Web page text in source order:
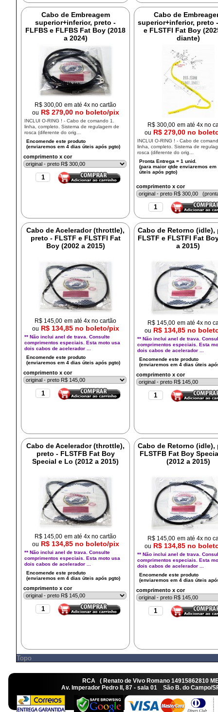
Cabo de Embreagem
superior+inferior, preto -
FLFBS e FLFBS Fat Boy (2018
a 2024)
R$300,00 em até 4x no cartão
ou R$ 279,00 no boleto/pix
INCLUI O-RING ! - Cabo de comando 1.
linha, completo. Sistema de regulagem de
rosca (diferente do orig...
comprimento x cor
Cabo de
superior+inferior, preto
e FLSTFI Fat Boy
diante)
R$ 300,00 em até 4x no
ou R$ 279,00 no
INCLUI O-RING ! - Cabo de
linha, completo. Sistema de
rosca (diferente do orig...
comprimento x cor
Cabo de Acelerador (throttle),
preto - FLSTF e FLSTFI Fat
Boy (2002 a 2015)
R$ 145,00 em até 4x no cartão
ou R$ 134,85 no boleto/pix
** Não inclui anel de trava. Consulte
comprimentos especiais. Esta moto usa
dois cabos de acelerador ...
comprimento x cor
Cabo de Retorno (idle),
FLSTF e FLSTFI Fat
a 2015)
R$ 145,00 em até 4x no
ou R$ 134,85 no
** Não inclui anel de trava.
comprimentos especiais. Esta
dois cabos de acelerador ...
comprimento x cor
Cabo de Acelerador (throttle),
preto - FLSTFB Fat Boy
Special e Lo (2012 a 2015)
R$ 145,00 em até 4x no cartão
ou R$ 134,85 no boleto/pix
** Não inclui anel de trava. Consulte
comprimentos especiais. Esta moto usa
dois cabos de acelerador ...
comprimento x cor
Cabo de Retorno (idle),
FLSTFB Fat Boy
(2012 a 2015)
R$ 145,00 em até 4x no
ou R$ 134,85 no
** Não inclui anel de trava.
comprimentos especiais. Esta
dois cabos de acelerador ...
comprimento x cor
Topo
RCA ( Renato de Vivo Romano
Av. Imperador Pedro II, 87 - sala 01 São B. do